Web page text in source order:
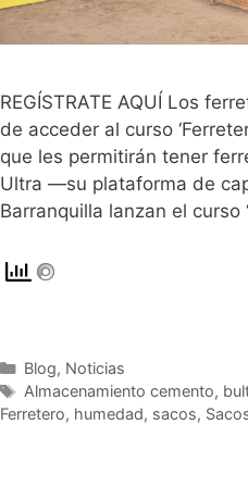
REGÍSTRATE AQUÍ Los
de acceder al curso
que les permitirán tener
Ultra —su plataforma de
Barranquilla lanzan el curso
Blog, Noticias
Almacenamiento cemento,
Ferretero, humedad, sacos,